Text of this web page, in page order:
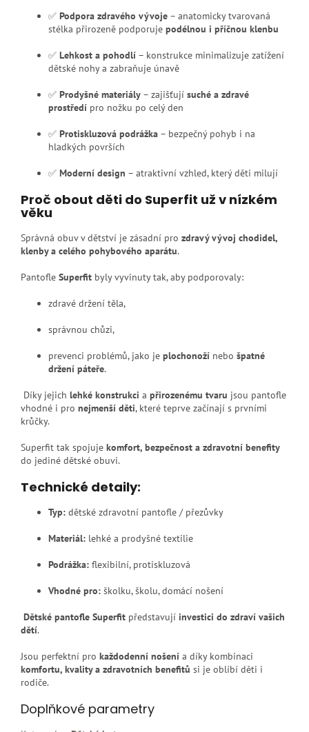
✅ Podpora zdravého vývoje – anatomicky tvarovaná
stélka přirozeně podporuje podélnou i příčnou klenbu
✅ Lehkost a pohodlí – konstrukce minimalizuje zatížení
dětské nohy a zabraňuje únavě
✅ Prodyšné materiály – zajišťují suché a zdravé
prostředí pro nožku po celý den
✅ Protiskluzová podrážka – bezpečný pohyb i na
hladkých površích
✅ Moderní design – atraktivní vzhled, který děti milují
Proč obout děti do Superfit už v nízkém
věku
Správná obuv v dětství je zásadní pro zdravý vývoj chodidel,
klenby a celého pohybového aparátu.
Pantofle Superfit byly vyvinuty tak, aby podporovaly:
zdravé držení těla,
správnou chůzi,
prevenci problémů, jako je plochonoží nebo špatné
držení páteře.
Díky jejich lehké konstrukci a přirozenému tvaru jsou pantofle
vhodné i pro nejmenší děti, které teprve začínají s prvními
krůčky.
Superfit tak spojuje komfort, bezpečnost a zdravotní benefity
do jediné dětské obuvi.
Technické detaily:
Typ: dětské zdravotní pantofle / přezůvky
Materiál: lehké a prodyšné textilie
Podrážka: flexibilní, protiskluzová
Vhodné pro: školku, školu, domácí nošení
Dětské pantofle Superfit představují investici do zdraví vašich
dětí.
Jsou perfektní pro každodenní nošení a díky kombinaci
komfortu, kvality a zdravotních benefitů si je oblíbí děti i
rodiče.
Doplňkové parametry